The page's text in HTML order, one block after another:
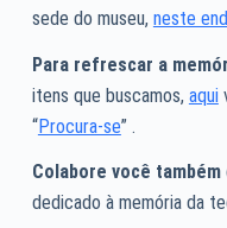
sede do museu, neste
Para refrescar a
itens que buscamos, aqui
“Procura-se” .
Colabore você também
dedicado à memória da